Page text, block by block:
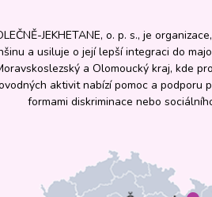
JEKHETANE, o. p. s., je
a usiluje o její lepší integraci do
a Olomoucký kraj, kde
aktivit nabízí pomoc a podporu
formami diskriminace nebo